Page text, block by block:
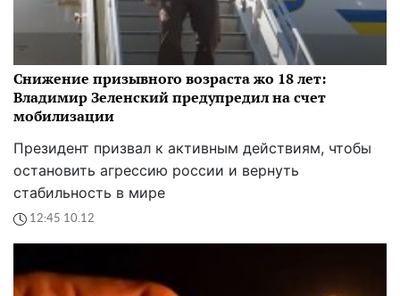
Снижение призывного возраста жо 18 лет:
Владимир Зеленский предупредил на счет
мобилизации
Президент призвал к активным действиям, чтобы
остановить агрессию россии и вернуть
стабильность в мире
12:45 10.12